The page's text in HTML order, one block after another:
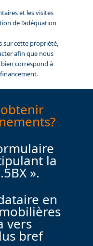
et les visites
de l’adéquation
sur cette propriété,
afin que nous
correspond à
la
».
en
vers
bref